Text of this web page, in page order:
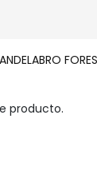
producto.